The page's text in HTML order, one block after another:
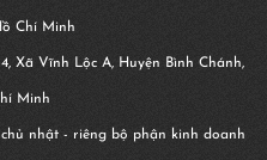
Chí Minh
Xã Vĩnh Lộc A, Huyện Bình Chánh,
Minh
nhật - riêng bộ phận kinh doanh